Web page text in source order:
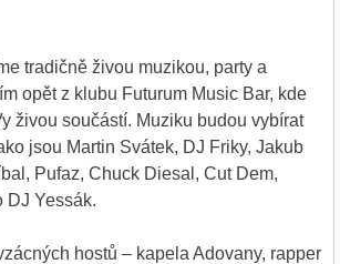
tradičně živou muzikou, party a
opět z klubu Futurum Music Bar, kde
živou součástí. Muziku budou vybírat
jsou Martin Svátek, DJ Friky, Jakub
Pufaz, Chuck Diesal, Cut Dem,
DJ Yessák.
hostů – kapela Adovany, rapper